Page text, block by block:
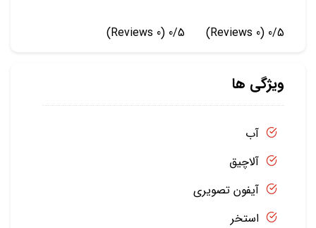
0/5
(0 Reviews)
0/5
(0 Reviews)
ویژگی ها
آب
آلاچیق
آیفون تصویری
استخر